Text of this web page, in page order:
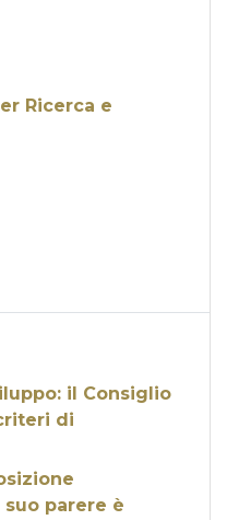
Ricerca e
il Consiglio
di
parere è